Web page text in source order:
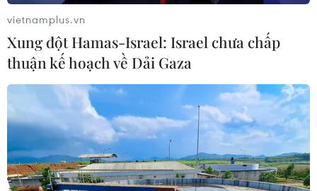
huyện Mỹ Đức, khu vực Hồ Tây, người dân phản ánh đã
xuất hiện mưa đá.
vietnamplus.vn
Xung đột Hamas-Israel: Israel chưa chấp
thuận kế hoạch về Dải Gaza